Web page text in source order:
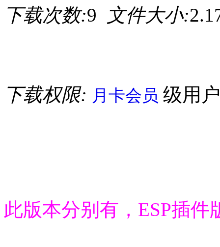
下载次数:9 文件大小:
下载权限: 月卡会员 级用
此版本分别有，ESP插